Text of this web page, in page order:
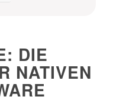
DIE
NATIVEN